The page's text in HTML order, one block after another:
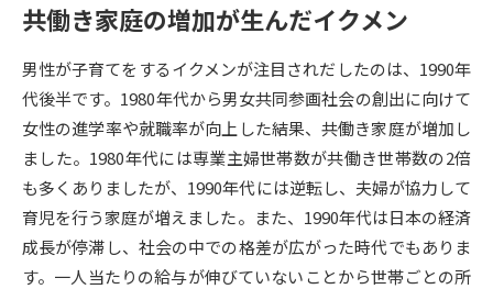
高等学校（情報）教員資格認定
大学研究 大学検索
大学で学べる内容や特徴を調べる
新増設大学・学部・学科特集
国際・グローバルに強い大学特
集
共働き家庭の増加が生んだイクメン
男性が子育てをするイクメンが注目されだしたのは、1990年
代後半です。1980年代から男女共同参画社会の創出に向けて
女性の進学率や就職率が向上した結果、共働き家庭が増加し
ました。1980年代には専業主婦世帯数が共働き世帯数の2倍
も多くありましたが、1990年代には逆転し、夫婦が協力して
育児を行う家庭が増えました。また、1990年代は日本の経済
成長が停滞し、社会の中での格差が広がった時代でもありま
す。一人当たりの給与が伸びていないことから世帯ごとの所